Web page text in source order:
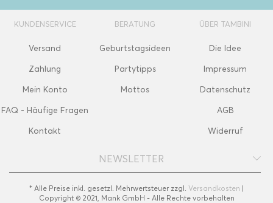
KUNDENSERVICE
Versand
Zahlung
Mein Konto
FAQ - Häufige Fragen
Kontakt
BERATUNG
Geburtstagsideen
Partytipps
Mottos
ÜBER TAMBINI
Die Idee
Impressum
Datenschutz
AGB
Widerruf
NEWSLETTER
* Alle Preise inkl. gesetzl. Mehrwertsteuer zzgl. Versandkosten |
Copyright © 2021, Mank GmbH - Alle Rechte vorbehalten